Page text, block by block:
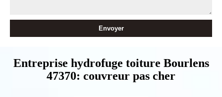
Entreprise hydrofuge toiture Bourlens
47370: couvreur pas cher